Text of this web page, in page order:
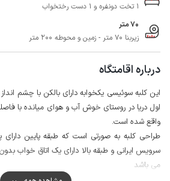
1 تخت دونفره و 1 دست رختخواب
70 متر
زیربنا 70 متر - زمین و محوطه 200 متر
درباره اقامتگاه
این کلبه سوئیسی یکخوابه دارای بالکن با چشم
واقع شده است.
طراحی کلبه به صورتی است که طبقه پایین دارای
سرویس ایرانی و طبقه بالا دارای یک اتاق خواب
می باشد